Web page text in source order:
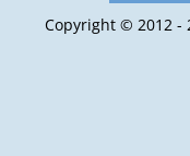
Copyright © 2012 -